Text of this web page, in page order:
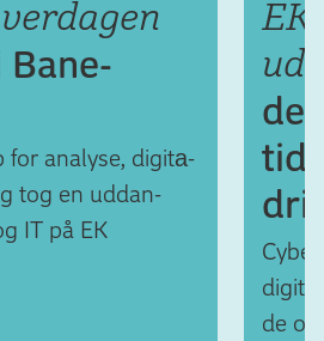
Bane­
for analyse, digita­
tog en uddan­
IT på EK
EK
de